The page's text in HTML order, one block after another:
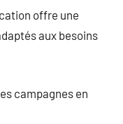
offre une
aux besoins
campagnes en